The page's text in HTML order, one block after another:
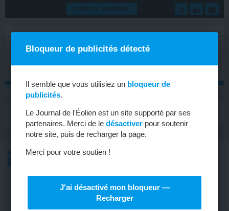
ESPACE ABONNÉ
MENU
L’ACTU
BRETAGNE-PAYS DE LA LOIRE
Lancement de l’AMI « Challenge
Bloqueur de publicités détecté
Il semble que vous utilisiez un bloqueur de
publicités.
Le Journal de l'Éolien est un site supporté par ses
partenaires. Merci de ledésactiver pour soutenir
notre site, puis de recharger la page.
Merci pour votre soutien !
J'ai désactivé mon bloqueur —
Recharger